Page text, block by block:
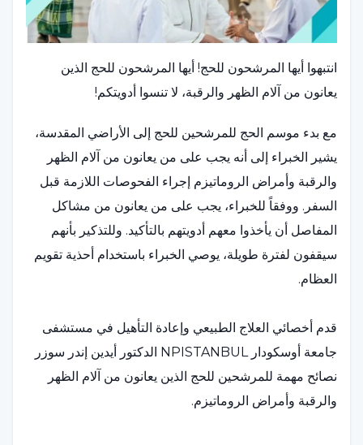
انتبهوا أيها المرشحون للحج! أيها المرشحون للحج الذين
يعانون من آلام الظهر والرقبة، لا تنسوا أدويتكم!
مع بدء موسم الحج للمرشحين للحج إلى الأراضي المقدسة،
يشير الخبراء إلى أنه يجب على من يعانون من آلام الظهر
والرقبة وأمراض الروماتيزم إجراء الفحوصات اللازمة قبل
السفر. ووفقاً للخبراء، يجب على من يعانون من مشاكل
المفاصل أن يأخذوا معهم أدويتهم بالتأكيد. وللتذكير بأنهم
سيقفون لفترة طويلة، يوصي الخبراء باستخدام أحذية تقويم
العظام.
قدم أخصائي العلاج الطبيعي وإعادة التأهيل في مستشفى
جامعة أوسكودار NPISTANBUL الدكتور أيدين إندر سوزر
نصائح مهمة للمرشحين للحج الذين يعانون من آلام الظهر
والرقبة وأمراض الروماتيزم.